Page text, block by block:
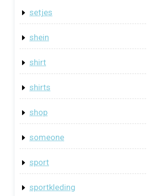
setjes
shein
shirt
shirts
shop
someone
sport
sportkleding